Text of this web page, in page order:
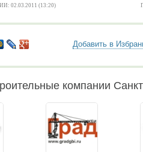
02.03.2011 (13:20)
Добавить в
компании